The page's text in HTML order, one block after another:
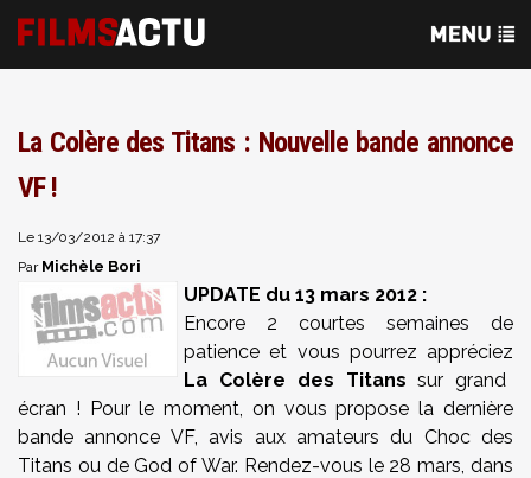
La Colère des Titans : Nouvelle bande annonce
VF !
Le 13/03/2012 à 17:37
Par Michèle Bori
UPDATE du 13 mars 2012 :
Encore 2 courtes semaines de
patience et vous pourrez appréciez
La Colère des Titans sur grand
écran ! Pour le moment, on vous propose la dernière
bande annonce VF, avis aux amateurs du Choc des
Titans ou de God of War. Rendez-vous le 28 mars, dans